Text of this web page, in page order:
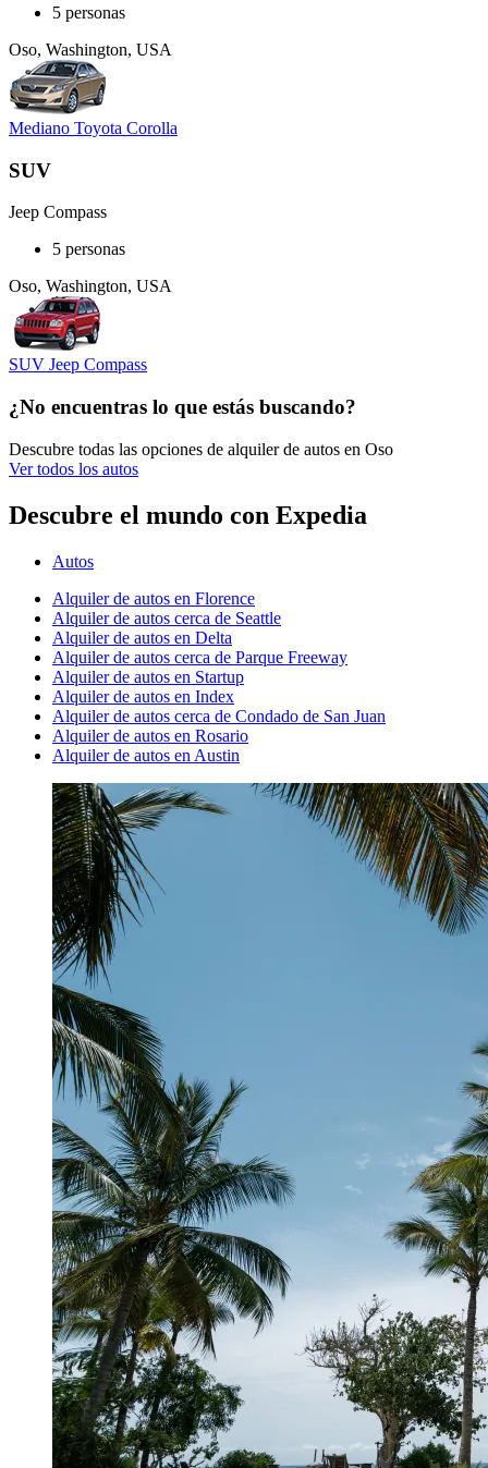
5 personas
Oso, Washington, USA
Mediano Toyota Corolla
SUV
Jeep Compass
5 personas
Oso, Washington, USA
SUV Jeep Compass
¿No encuentras lo que estás buscando?
Descubre todas las opciones de alquiler de autos en Oso
Ver todos los autos
Descubre el mundo con Expedia
Autos
Alquiler de autos en Florence
Alquiler de autos cerca de Seattle
Alquiler de autos en Delta
Alquiler de autos cerca de Parque Freeway
Alquiler de autos en Startup
Alquiler de autos en Index
Alquiler de autos cerca de Condado de San Juan
Alquiler de autos en Rosario
Alquiler de autos en Austin